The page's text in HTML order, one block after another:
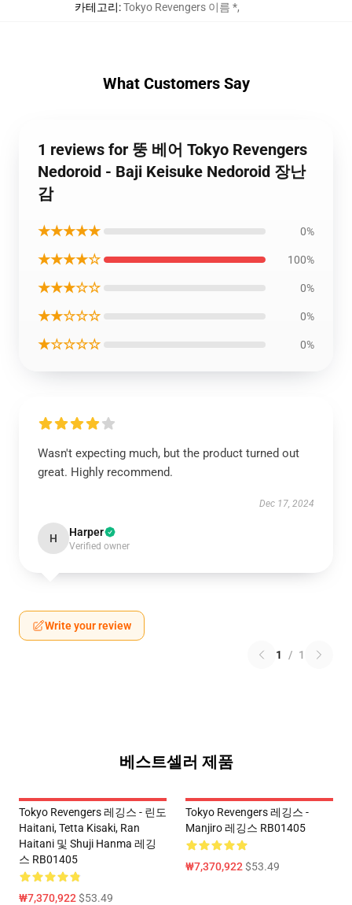
카테고리:Tokyo Revengers 이름 *,
What Customers Say
1 reviews for 뚱 베어 Tokyo Revengers
Nedoroid - Baji Keisuke Nedoroid 장난
감
★★★★★ 0%
★★★★☆ 100%
★★★☆☆ 0%
★★☆☆☆ 0%
★☆☆☆☆ 0%
Wasn't expecting much, but the product turned out
great. Highly recommend.
Dec 17, 2024
H Harper
Verified owner
Write your review
1 / 1
베스트셀러 제품
Tokyo Revengers 레깅스 - 린도
Haitani, Tetta Kisaki, Ran
Haitani 및 Shuji Hanma 레깅
스 RB01405
₩7,370,922$53.49
Tokyo Revengers 레깅스 -
Manjiro 레깅스 RB01405
₩7,370,922$53.49